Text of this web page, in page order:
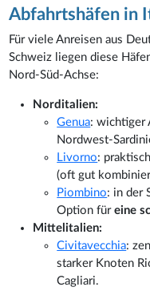
Abfahrtshäfen in
Für viele Anreisen aus
Schweiz liegen diese
Nord-Süd-Achse:
Norditalien:
Genua: wichtiger
Nordwest-
Livorno:
(oft gut
Piombino: in der
Option füreine
Mittelitalien:
Civitavecchia:
starker Knoten
Cagliari.